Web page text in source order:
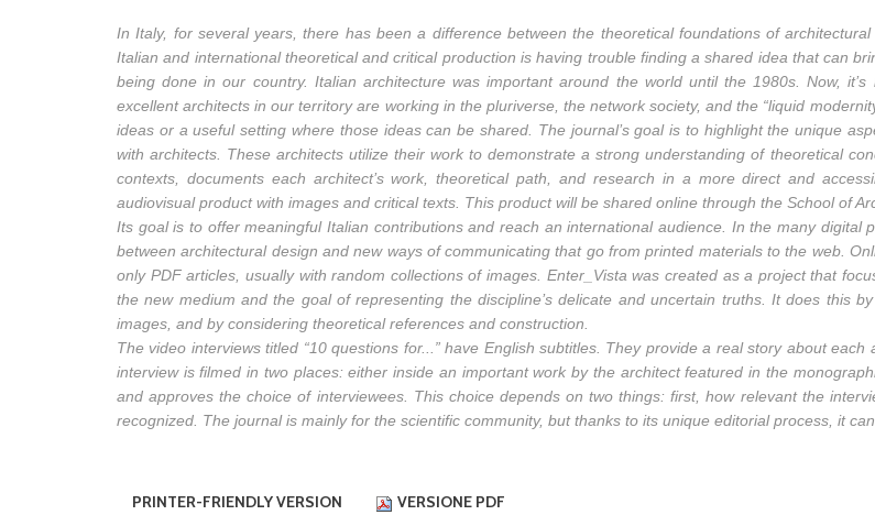
In Italy, for several years, there has been a difference between the theoretical foundations of
Italian and international theoretical and critical production is having trouble finding a shared idea that can
being done in our country. Italian architecture was important around the world until the 1980s. Now,
excellent architects in our territory are working in the pluriverse, the network society, and the “liquid
ideas or a useful setting where those ideas can be shared. The journal’s goal is to highlight the unique
with architects. These architects utilize their work to demonstrate a strong understanding of theoretical
contexts, documents each architect’s work, theoretical path, and research in a more direct and
audiovisual product with images and critical texts. This product will be shared online through the School of
Its goal is to offer meaningful Italian contributions and reach an international audience. In the many
between architectural design and new ways of communicating that go from printed materials to the web.
only PDF articles, usually with random collections of images. Enter_Vista was created as a project that
the new medium and the goal of representing the discipline’s delicate and uncertain truths. It does this
images, and by considering theoretical references and construction.
The video interviews titled “10 questions for...” have English subtitles. They provide a real story about
interview is filmed in two places: either inside an important work by the architect featured in the
and approves the choice of interviewees. This choice depends on two things: first, how relevant the
recognized. The journal is mainly for the scientific community, but thanks to its unique editorial process, it
PRINTER-FRIENDLY VERSION VERSIONE PDF